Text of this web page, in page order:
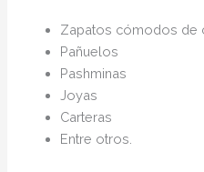
Zapatos cómodos de
Pañuelos
Pashminas
Joyas
Carteras
Entre otros.